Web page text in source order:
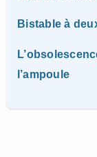
Bistable à
l’ampoule